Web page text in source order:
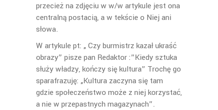
przecież na zdjęciu w w/w artykule jest ona
centralną postacią, a w tekście o Niej ani
słowa.
W artykule pt: „ Czy burmistrz kazał ukraść
obrazy” pisze pan Redaktor :”Kiedy sztuka
służy władzy, kończy się kultura” Trochę go
sparafrazuję: „Kultura zaczyna się tam
gdzie społeczeństwo może z niej korzystać,
a nie w przepastnych magazynach”.